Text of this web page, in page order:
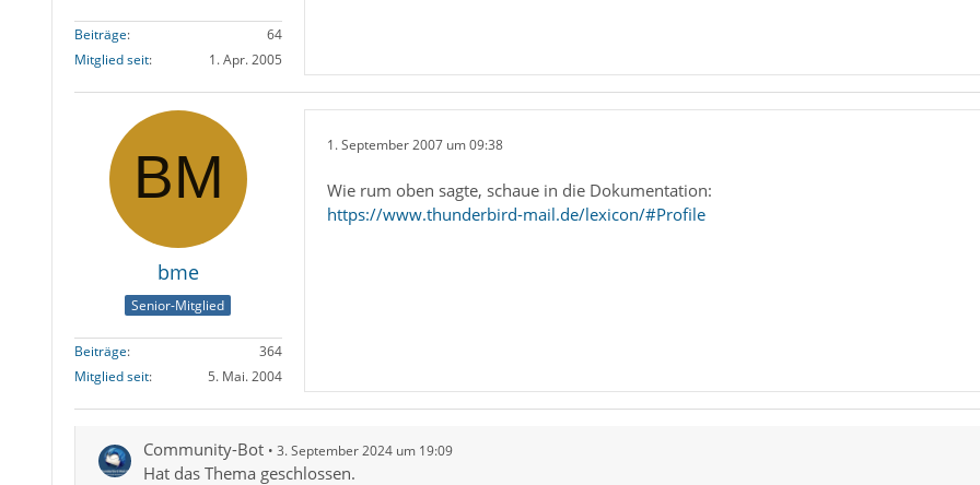
Beiträge
64
Mitglied seit
1. Apr. 2005
bme
Senior-Mitglied
Beiträge
364
Mitglied seit
5. Mai. 2004
1. September 2007 um 09:38
Wie rum oben sagte, schaue in die Dokumentation:
https://www.thunderbird-mail.de/lexicon/#Profile
Community-Bot 3. September 2024 um 19:09
Hat das Thema geschlossen.